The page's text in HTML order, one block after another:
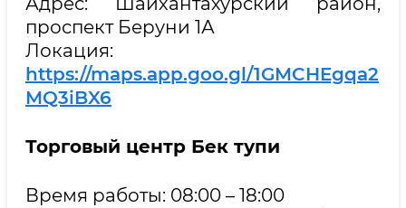
проспект Беруни 1А
Локация:
https://maps.app.goo.gl/1GMCHEgqa2
MQ3iBX6
Торговый центр Бек тупи
Время работы: 08:00 – 18:00